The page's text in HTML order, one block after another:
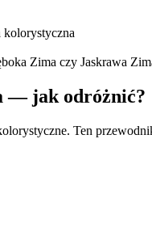
kolorystyczna
Zima czy Jaskrawa
— jak odróżnić?
Ten